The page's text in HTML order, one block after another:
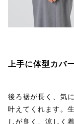
上手に体型カバ
後ろ裾が長く、気
叶えてくれます。
しが良く、涼しく